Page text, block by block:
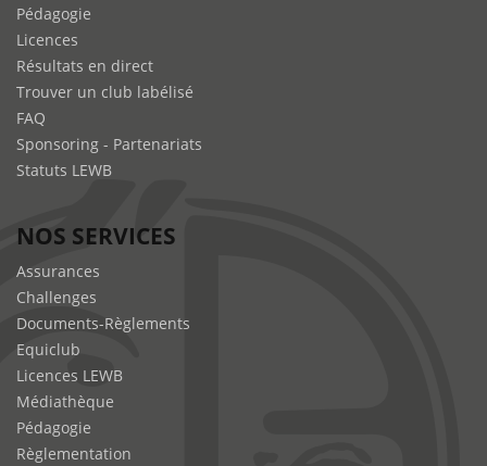
Pédagogie
Licences
Résultats en direct
Trouver un club labélisé
FAQ
Sponsoring - Partenariats
Statuts LEWB
NOS SERVICES
Assurances
Challenges
Documents-Règlements
Equiclub
Licences LEWB
Médiathèque
Pédagogie
Règlementation